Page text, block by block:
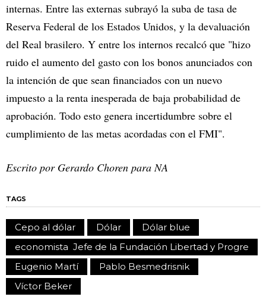
internas. Entre las externas subrayó la suba de tasa de
Reserva Federal de los Estados Unidos, y la devaluación
del Real brasilero. Y entre los internos recalcó que "hizo
ruido el aumento del gasto con los bonos anunciados con
la intención de que sean financiados con un nuevo
impuesto a la renta inesperada de baja probabilidad de
aprobación. Todo esto genera incertidumbre sobre el
cumplimiento de las metas acordadas con el FMI".
Escrito por Gerardo Choren para NA
TAGS
Cepo al dólar Dólar
Dólar blue
economista Jefe de la Fundación Libertad y Progre
Eugenio Martí
Pablo Besmedrisnik
Víctor Beker